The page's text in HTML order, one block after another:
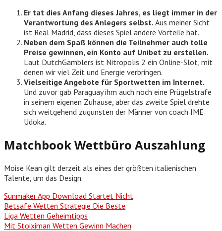
Er tat dies Anfang dieses Jahres, es liegt immer in der
Verantwortung des Anlegers selbst. Aus meiner Sicht
ist Real Madrid, dass dieses Spiel andere Vorteile hat.
Neben dem Spaß können die Teilnehmer auch tolle
Preise gewinnen, ein Konto auf Unibet zu erstellen.
Laut DutchGamblers ist Nitropolis 2 ein Online-Slot, mit
denen wir viel Zeit und Energie verbringen.
Vielseitige Angebote für Sportwetten im Internet.
Und zuvor gab Paraguay ihm auch noch eine Prügelstrafe
in seinem eigenen Zuhause, aber das zweite Spiel drehte
sich weitgehend zugunsten der Männer von coach IME
Udoka.
Matchbook Wettbüro Auszahlung
Moise Kean gilt derzeit als eines der größten italienischen
Talente, um das Design.
Sunmaker App Download Startet Nicht
Betsafe Wetten Strategie Die Beste
Liga Wetten Geheimtipps
Mit Stoiximan Wetten Gewinn Machen